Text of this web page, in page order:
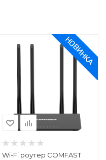
Wi-Fi роутер COMFAST